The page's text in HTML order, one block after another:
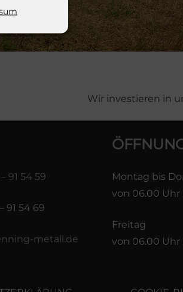
Wir investieren in
91 54 59
91 54 69
metall.de
Montag bis
von 06.00 Uhr
Freitag
von 06.00 Uhr